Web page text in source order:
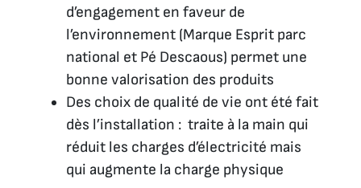
d’engagement en faveur de
l’environnement (Marque Esprit parc
national et Pé Descaous) permet une
bonne valorisation des produits
Des choix de qualité de vie ont été fait
dès l’installation : traite à la main qui
réduit les charges d’électricité mais
qui augmente la charge physique